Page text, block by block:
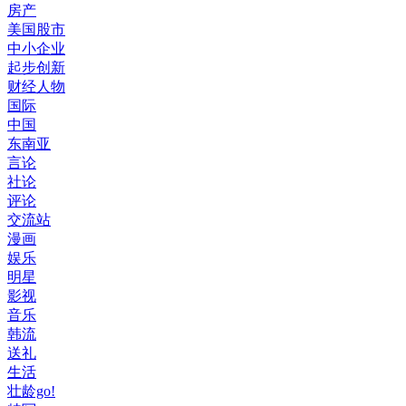
房产
美国股市
中小企业
起步创新
财经人物
国际
中国
东南亚
言论
社论
评论
交流站
漫画
娱乐
明星
影视
音乐
韩流
送礼
生活
壮龄go!